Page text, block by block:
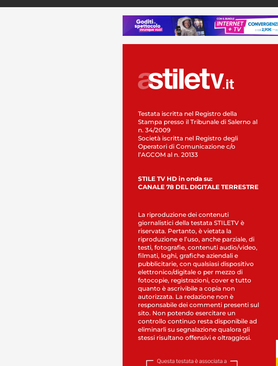
Testata iscritta nel Registro della
Stampa presso il Tribunale di Salerno al
n. 34/2009
Società iscritta nel Registro degli
Operatori di Comunicazione c/o
l’AGCOM al n. 20133
STILE TV HD in onda su:
CANALE 78 DEL DIGITALE TERRESTRE
La riproduzione dei contenuti
giornalistici della testata STILETV è
riservata. Pertanto, è vietata la
riproduzione e l’uso, anche parziale, di
testi, fotografie, contenuti audio/video,
filmati, loghi, grafiche aziendali e
pubblicitarie, con qualsiasi dispositivo
elettronico/digitale o per mezzo di
fotocopie, registrazioni, cover e tutto
quanto è ascrivibile a copia non
autorizzata. La redazione non è
responsabile dei commenti presenti sul
sito. Non potendo esercitare un
controllo continuo resta disponibile ad
eliminarli su segnalazione qualora gli
stessi risultano offensivi e oltraggiosi.